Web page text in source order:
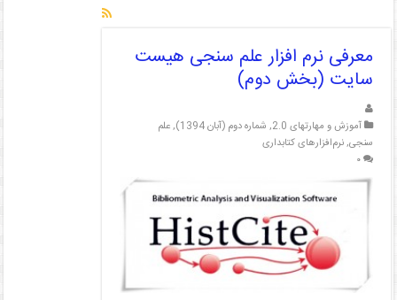
معرفی نرم افزار علم سنجی هیست
سایت (بخش دوم)
آموزش و مهارتهای 2.0 , شماره دوم (آبان 1394) ,علم
سنجی,نرم‌افزارهای کتابداری
۰